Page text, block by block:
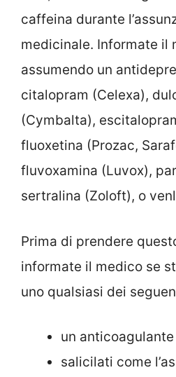
caffeina durante
medicinale. Informate il
assumendo un
citalopram (Celexa),
(Cymbalta),
fluoxetina (Prozac,
fluvoxamina (Luvox),
sertralina (Zoloft), o
Prima di prendere
informate il medico se
uno qualsiasi dei
un
salicilati come